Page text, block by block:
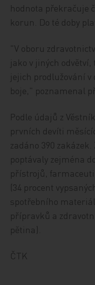
hodnota překračuje
korun. Do té doby
"V oboru
jako v jiných
jejich prodlužování
boje," poznamenal
Podle údajů z
prvních devíti
zadáno 390
poptávaly zejména
přístrojů,
(34 procent
spotřebního
přípravků a
pětina).
ČTK